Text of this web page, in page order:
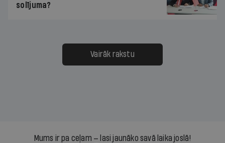
solījuma?
Vairāk rakstu
Mums ir pa ceļam — lasi jaunāko savā laika joslā!